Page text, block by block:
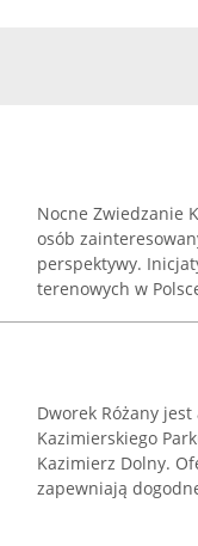
Nocne Zwiedzanie
osób
perspektywy.
terenowych w
Dworek Różany
Kazimierskiego
Kazimierz Dolny.
zapewniają